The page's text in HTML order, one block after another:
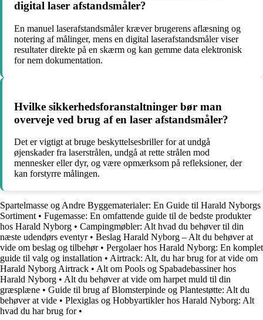
digital laser afstandsmåler?
En manuel laserafstandsmåler kræver brugerens aflæsning og
notering af målinger, mens en digital laserafstandsmåler viser
resultater direkte på en skærm og kan gemme data elektronisk
for nem dokumentation.
Hvilke sikkerhedsforanstaltninger bør man
overveje ved brug af en laser afstandsmåler?
Det er vigtigt at bruge beskyttelsesbriller for at undgå
øjenskader fra laserstrålen, undgå at rette strålen mod
mennesker eller dyr, og være opmærksom på refleksioner, der
kan forstyrre målingen.
Spartelmasse og Andre Byggematerialer: En Guide til Harald Nyborgs
Sortiment • Fugemasse: En omfattende guide til de bedste produkter
hos Harald Nyborg • Campingmøbler: Alt hvad du behøver til din
næste udendørs eventyr• Beslag Harald Nyborg – Alt du behøver at
vide om beslag og tilbehør• Pergolaer hos Harald Nyborg: En komplet
guide til valg og installation • Airtrack: Alt, du har brug for at vide om
Harald Nyborg Airtrack • Alt om Pools og Spabadebassiner hos
Harald Nyborg • Alt du behøver at vide om harpet muld til din
græsplæne • Guide til brug af Blomsterpinde og Plantestøtte: Alt du
behøver at vide • Plexiglas og Hobbyartikler hos Harald Nyborg: Alt
hvad du har brug for•